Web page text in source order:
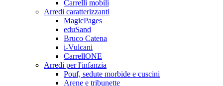
Carrelli mobili
Arredi caratterizzanti
MagicPages
eduSand
Bruco Catena
i-Vulcani
CarrellONE
Arredi per l'infanzia
Pouf, sedute morbide e cuscini
Arene e tribunette